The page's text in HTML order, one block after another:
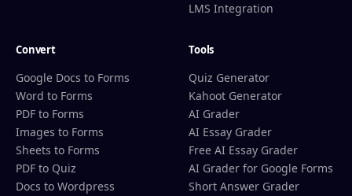
LMS Integration
Convert
Google Docs to Forms
Word to Forms
PDF to Forms
Images to Forms
Sheets to Forms
PDF to Quiz
Docs to Wordpress
Tools
Quiz Generator
Kahoot Generator
AI Grader
AI Essay Grader
Free AI Essay Grader
AI Grader for Google Forms
Short Answer Grader